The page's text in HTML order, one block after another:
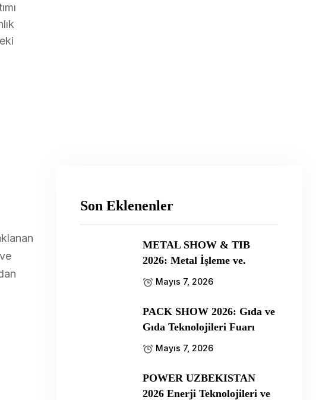
Son Eklenenler
METAL SHOW & TIB
2026: Metal İşleme ve.
Mayıs 7, 2026
PACK SHOW 2026: Gıda ve
Gıda Teknolojileri Fuarı
Mayıs 7, 2026
POWER UZBEKISTAN
2026 Enerji Teknolojileri ve